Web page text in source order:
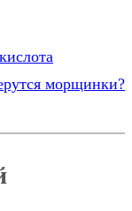
морщинки?